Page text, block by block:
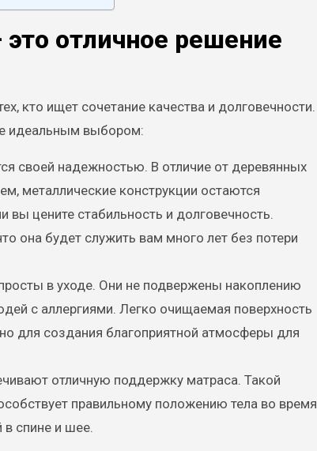
отличное решение
кто ищет сочетание качества и долговечности.
идеальным выбором:
своей надежностью. В отличие от деревянных
металлические конструкции остаются
цените стабильность и долговечность.
она будет служить вам много лет без потери
в уходе. Они не подвержены накоплению
с аллергиями. Легко очищаемая поверхность
для создания благоприятной атмосферы для
отличную поддержку матраса. Такой
правильному положению тела во время
спине и шее.